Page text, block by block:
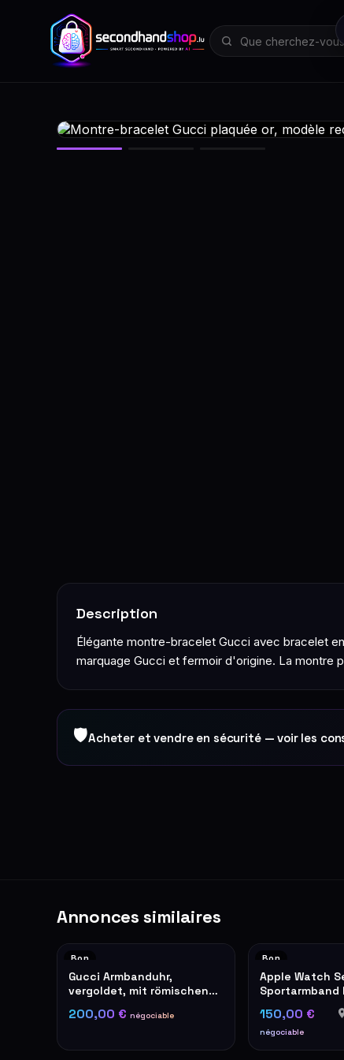
Description
Élégante montre-bracelet Gucci avec bracelet
marquage Gucci et fermoir d'origine. La montre
🛡Acheter et vendre en sécurité — voir les
Annonces similaires
Bon
Gucci Armbanduhr,
vergoldet, mit römischen
200,00 € négociable
Bon
Apple Watch
Sportarmband
150,00 €
négociable